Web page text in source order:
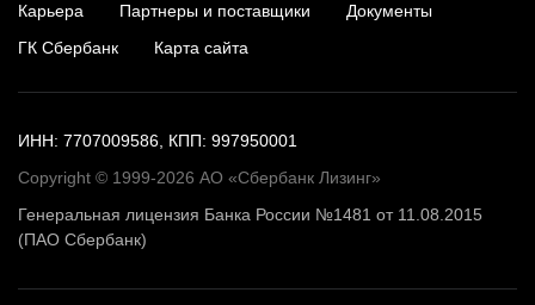
Карьера
Партнеры и поставщики
Документы
ГК Сбербанк
Карта сайта
ИНН: 7707009586, КПП: 997950001
Copyright © 1999-2026 АО «Сбербанк Лизинг»
Генеральная лицензия Банка России №1481 от 11.08.2015
(ПАО Сбербанк)